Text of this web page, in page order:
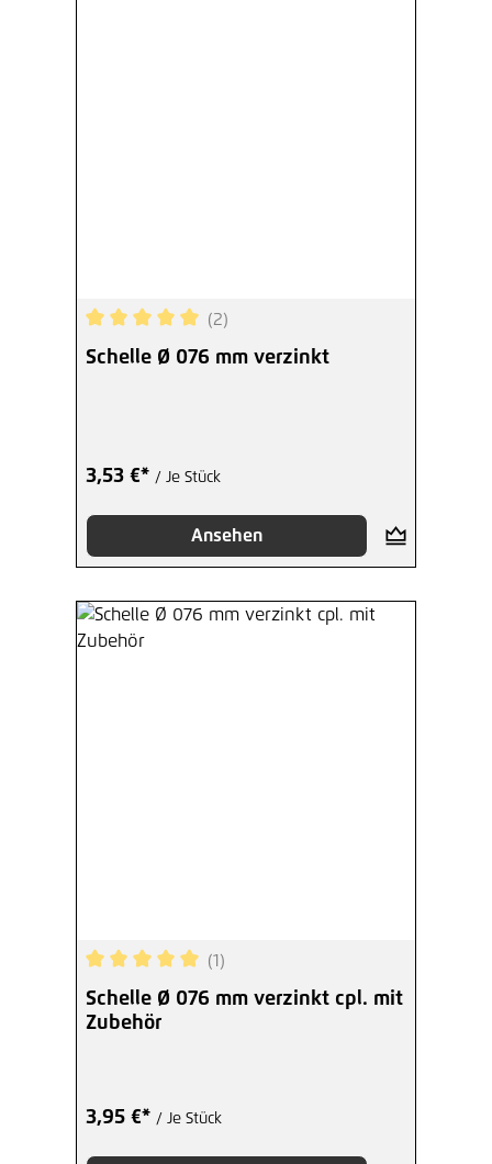
Durchschnittliche Bewertung von 5 von 5
(2)
Schelle Ø 076 mm verzinkt
3,53 €* / Je Stück
Ansehen
Durchschnittliche Bewertung von 5 von 5
(1)
Schelle Ø 076 mm verzinkt cpl. mit
Zubehör
3,95 €* / Je Stück